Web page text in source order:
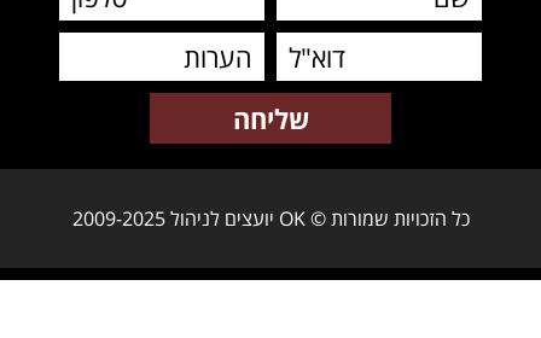
כל הזכויות שמורות © OK יועצים לניהול 2009-2025